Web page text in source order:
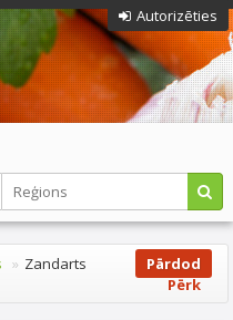
Autorizēties
Zandarts
Pārdod
Pērk